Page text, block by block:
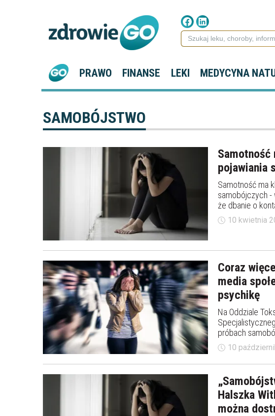
PRAWO FINANSE LEKI MEDYCYNA
SAMOBÓJSTWO
Samotność
pojawiania
Samotność ma
samobójczych -
że dbanie o
10 kwietnia
Coraz
media
psychikę
Na Oddziale
próbach
częściej za
czujność i
10
Halszka
można